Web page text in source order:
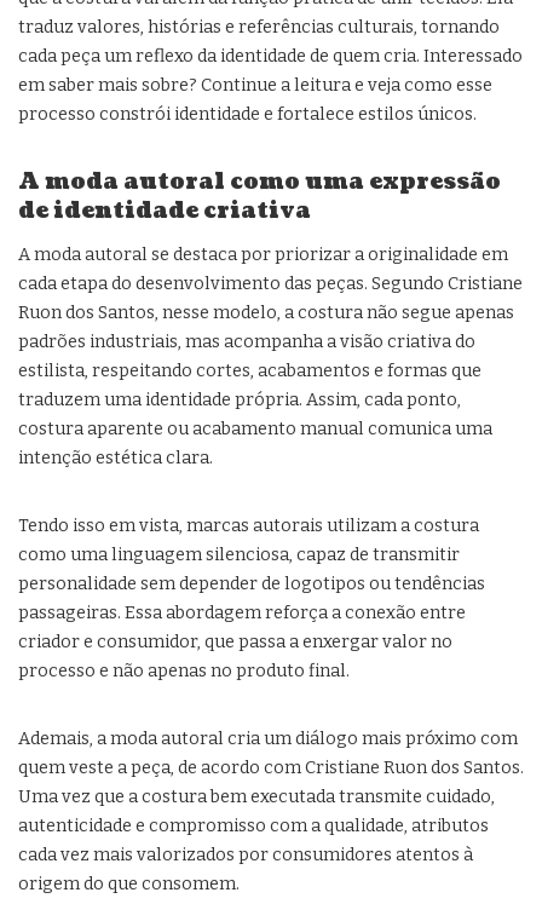
traduz valores, histórias e referências culturais, tornando
cada peça um reflexo da identidade de quem cria. Interessado
em saber mais sobre? Continue a leitura e veja como esse
processo constrói identidade e fortalece estilos únicos.
A moda autoral como uma expressão
de identidade criativa
A moda autoral se destaca por priorizar a originalidade em
cada etapa do desenvolvimento das peças. Segundo Cristiane
Ruon dos Santos, nesse modelo, a costura não segue apenas
padrões industriais, mas acompanha a visão criativa do
estilista, respeitando cortes, acabamentos e formas que
traduzem uma identidade própria. Assim, cada ponto,
costura aparente ou acabamento manual comunica uma
intenção estética clara.
Tendo isso em vista, marcas autorais utilizam a costura
como uma linguagem silenciosa, capaz de transmitir
personalidade sem depender de logotipos ou tendências
passageiras. Essa abordagem reforça a conexão entre
criador e consumidor, que passa a enxergar valor no
processo e não apenas no produto final.
Ademais, a moda autoral cria um diálogo mais próximo com
quem veste a peça, de acordo com Cristiane Ruon dos Santos.
Uma vez que a costura bem executada transmite cuidado,
autenticidade e compromisso com a qualidade, atributos
cada vez mais valorizados por consumidores atentos à
origem do que consomem.